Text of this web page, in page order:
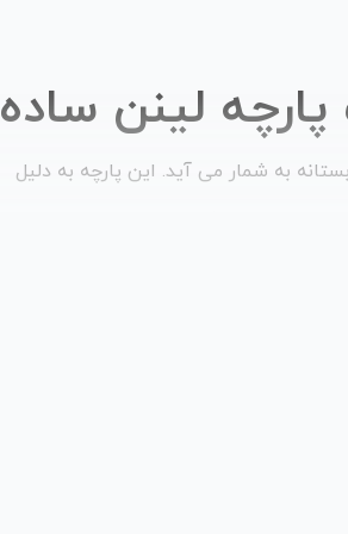
لینن ساده
به شمار می آید. این پارچه به دلیل